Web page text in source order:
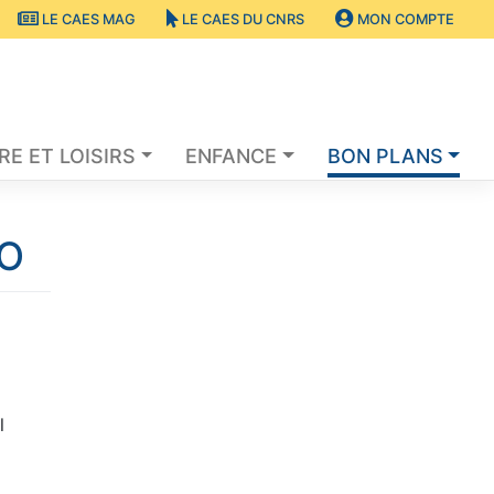
LE CAES MAG LE CAES DU CNRS MON COMPTE
ET LOISIRS ENFANCE BON PLANS